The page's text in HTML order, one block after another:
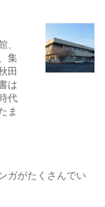
、
集
田
は
代
ま
ガがたくさんでい